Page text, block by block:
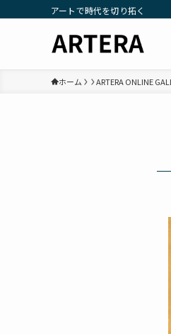
アートで時代を切り拓く
ホーム ARTERA ONLINE